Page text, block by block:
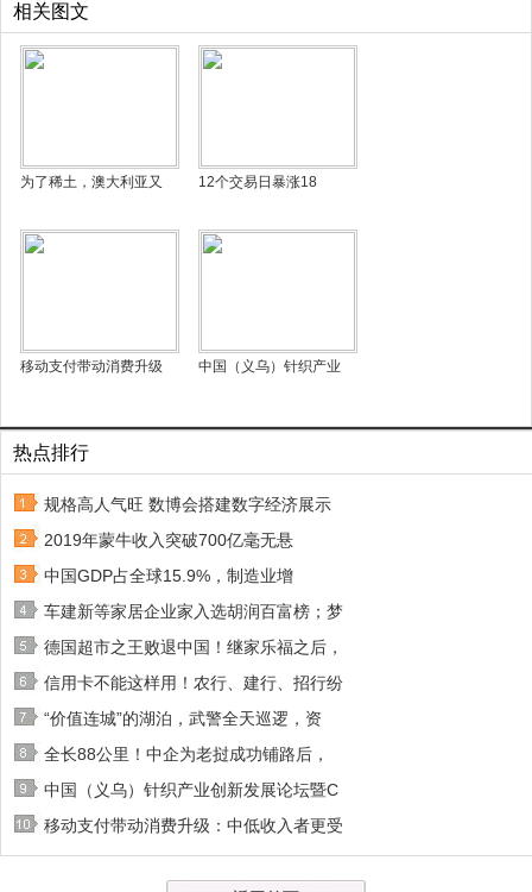
相关图文
为了稀土，澳大利亚又 12个交易日暴涨18
移动支付带动消费升级 中国（义乌）针织产业
热点排行
规格高人气旺 数博会搭建数字经济展示
2019年蒙牛收入突破700亿毫无悬
中国GDP占全球15.9%，制造业增
车建新等家居企业家入选胡润百富榜；梦
德国超市之王败退中国！继家乐福之后，
信用卡不能这样用！农行、建行、招行纷
“价值连城”的湖泊，武警全天巡逻，资
全长88公里！中企为老挝成功铺路后，
中国（义乌）针织产业创新发展论坛暨C
移动支付带动消费升级：中低收入者更受